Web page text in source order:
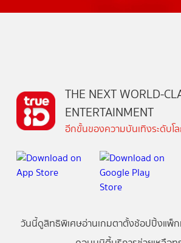
THE NEXT WORLD-
ENTERTAINMENT
อีกขั้นของความบันเทิงระดับโ
วันนี้ดูสิทธิพิเศษอ่านเกมตาตั้งช้อปปิ้งแพ็ก